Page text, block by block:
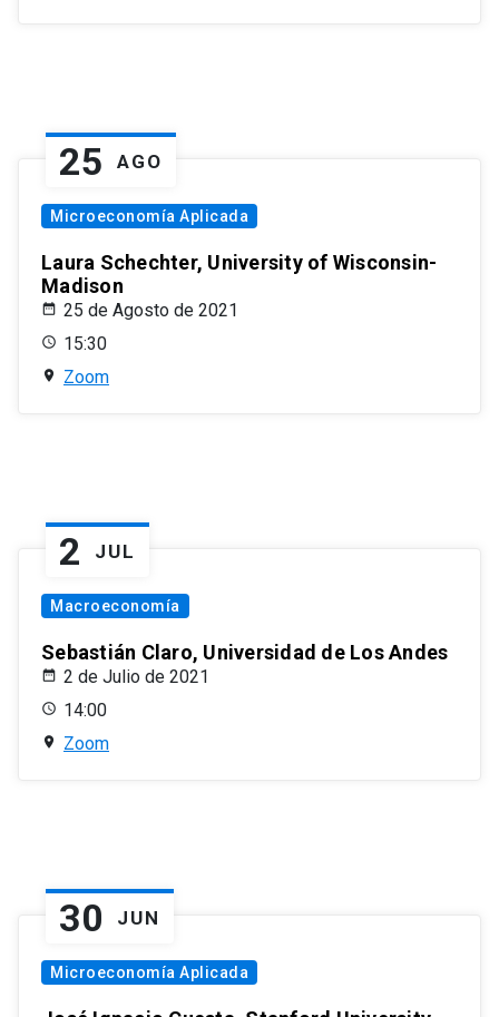
25 AGO
Microeconomía Aplicada
Laura Schechter, University of Wisconsin-
Madison
25 de Agosto de 2021
15:30
Zoom
2 JUL
Macroeconomía
Sebastián Claro, Universidad de Los Andes
2 de Julio de 2021
14:00
Zoom
30 JUN
Microeconomía Aplicada